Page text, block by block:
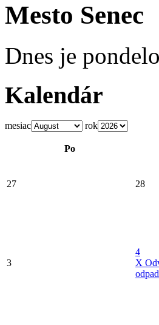
Mesto Senec
Dnes je
Kalendár
mesiac rok
Po
27 28
3
4
X